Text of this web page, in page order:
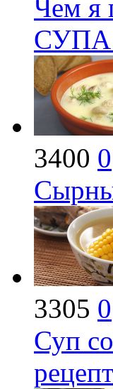
Чем я
СУПА
3400 0
3305 0
Суп
рецепт